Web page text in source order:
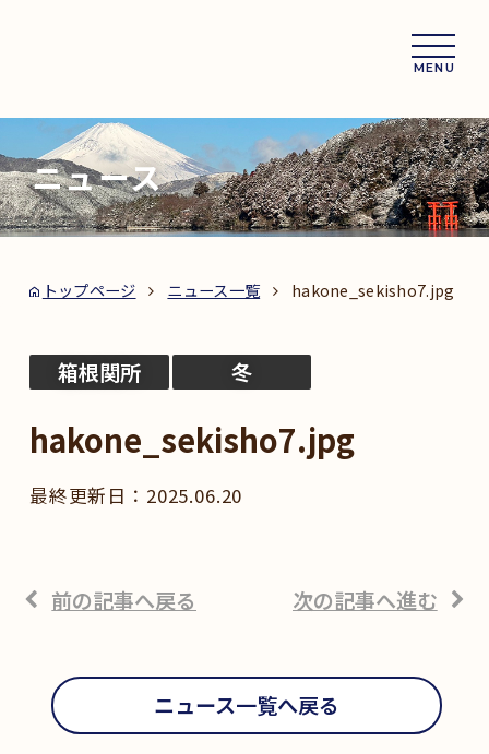
MENU
ニュース
トップページ ニュース一覧 hakone_sekisho7.jpg
箱根関所 冬
hakone_sekisho7.jpg
2025.06.20
前の記事へ戻る 次の記事へ進む
ニュース一覧へ戻る